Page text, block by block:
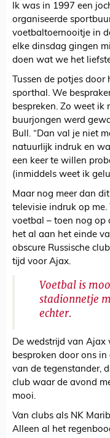
Ik was in 1997 een
organiseerde
voetbaltoernooitje in
elke dinsdag gingen
doen wat we het
Tussen de potjes
sporthal. We
bespreken. Zo weet ik
buurjongen werd
Bull. “Dan val je niet
natuurlijk indruk en
een keer te willen
(inmiddels weet ik
Maar nog meer dan
televisie indruk op
voetbal – toen nog op
het al aan het einde
obscure Russische
tijd voor Ajax.
Voetbal is
stadionnetje
echter.
De wedstrijd van Ajax
besproken door ons
van de tegenstander,
club waar de avond
mooi.
Van clubs als NK
Alleen al het